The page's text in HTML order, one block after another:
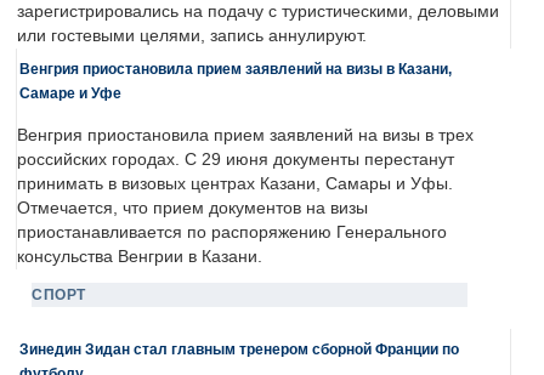
зарегистрировались на подачу с туристическими, деловыми
или гостевыми целями, запись аннулируют.
Венгрия приостановила прием заявлений на визы в Казани,
Самаре и Уфе
Венгрия приостановила прием заявлений на визы в трех
российских городах. С 29 июня документы перестанут
принимать в визовых центрах Казани, Самары и Уфы.
Отмечается, что прием документов на визы
приостанавливается по распоряжению Генерального
консульства Венгрии в Казани.
СПОРТ
Зинедин Зидан стал главным тренером сборной Франции по